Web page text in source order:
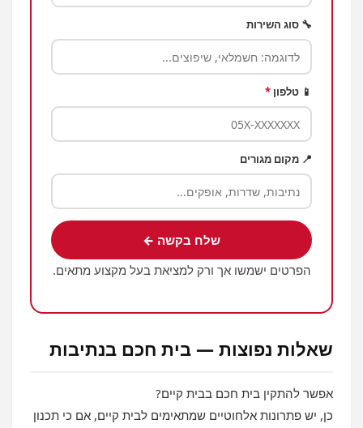
🔧 סוג השירות
📱 טלפון *
📍 מקום מגורים
שלח בקשה ←
הפרטים ישמשו אך ורק למציאת בעל מקצוע מתאים.
שאלות נפוצות — בית חכם בנתיבות
אפשר להתקין בית חכם בבית קיים?
כן, יש פתרונות אלחוטיים שמתאימים לבית קיים, אם כי תכנון